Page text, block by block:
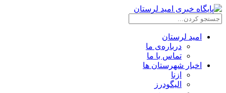
امید لرستان
درباره‌ی ما
تماس با ما
اخبار شهرستان ها
ازنا
الیگودرز